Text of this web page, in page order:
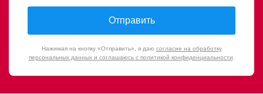
Отправить
Нажимая на кнопку «Отправить», я даю согласие на обработку
персональных данных и соглашаюсь с политикой конфиденциальности